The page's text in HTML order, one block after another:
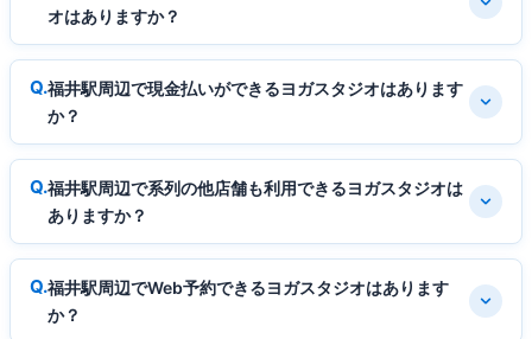
オはありますか？
福井駅周辺で現金払いができるヨガスタジオはあります
か？
福井駅周辺で系列の他店舗も利用できるヨガスタジオは
ありますか？
福井駅周辺でWeb予約できるヨガスタジオはあります
か？